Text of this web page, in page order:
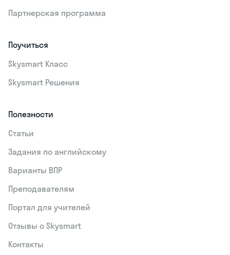
Партнерская программа
Поучиться
Skysmart Класс
Skysmart Решения
Полезности
Статьи
Задания по английскому
Варианты ВПР
Преподавателям
Портал для учителей
Отзывы о Skysmart
Контакты